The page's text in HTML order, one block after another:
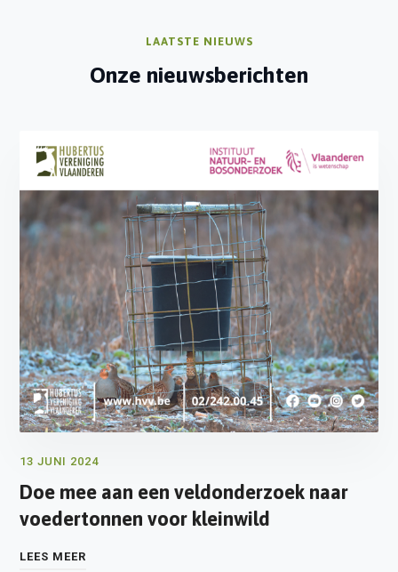
LAATSTE NIEUWS
Onze nieuwsberichten
13 JUNI 2024
Doe mee aan een veldonderzoek naar
voedertonnen voor kleinwild
LEES MEER